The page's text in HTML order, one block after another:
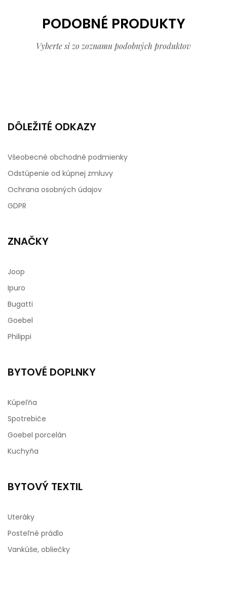
PODOBNÉ PRODUKTY
Vyberte si zo zoznamu podobných produktov
DÔLEŽITÉ ODKAZY
Všeobecné obchodné podmienky
Odstúpenie od kúpnej zmluvy
Ochrana osobných údajov
GDPR
ZNAČKY
Joop
Ipuro
Bugatti
Goebel
Philippi
BYTOVÉ DOPLNKY
Kúpeľňa
Spotrebiče
Goebel porcelán
Kuchyňa
BYTOVÝ TEXTIL
Uteráky
Posteľné prádlo
Vankúše, obliečky